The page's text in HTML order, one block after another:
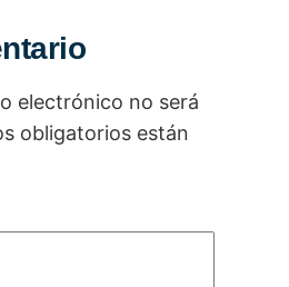
electrónico no será
obligatorios están